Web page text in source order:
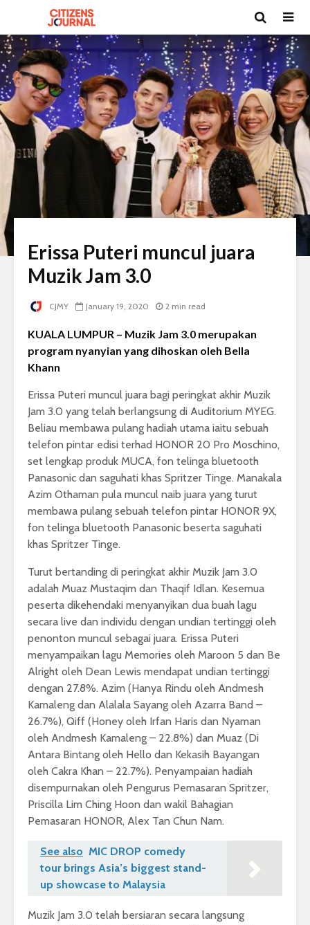
Erissa Puteri muncul juara
Muzik Jam 3.0
CJMY January 19, 2020 2 min read
KUALA LUMPUR – Muzik Jam 3.0 merupakan
program nyanyian yang dihoskan oleh Bella
Khann
Erissa Puteri muncul juara bagi peringkat akhir Muzik
Jam 3.0 yang telah berlangsung di Auditorium MYEG.
Beliau membawa pulang hadiah utama iaitu sebuah
telefon pintar edisi terhad HONOR 20 Pro Moschino,
set lengkap produk MUCA, fon telinga bluetooth
Panasonic dan saguhati khas Spritzer Tinge. Manakala
Azim Othaman pula muncul naib juara yang turut
membawa pulang sebuah telefon pintar HONOR 9X,
fon telinga bluetooth Panasonic beserta saguhati
khas Spritzer Tinge.
Turut bertanding di peringkat akhir Muzik Jam 3.0
adalah Muaz Mustaqim dan Thaqif Idlan. Kesemua
peserta dikehendaki menyanyikan dua buah lagu
secara live dan individu dengan undian tertinggi oleh
penonton muncul sebagai juara. Erissa Puteri
menyampaikan lagu Memories oleh Maroon 5 dan Be
Alright oleh Dean Lewis mendapat undian tertinggi
dengan 27.8%. Azim (Hanya Rindu oleh Andmesh
Kamaleng dan Alalala Sayang oleh Azarra Band –
26.7%), Qiff (Honey oleh Irfan Haris dan Nyaman
oleh Andmesh Kamaleng – 22.8%) dan Muaz (Di
Antara Bintang oleh Hello dan Kekasih Bayangan
oleh Cakra Khan – 22.7%). Penyampaian hadiah
disempurnakan oleh Pengurus Pemasaran Spritzer,
Priscilla Lim Ching Hoon dan wakil Bahagian
Pemasaran HONOR, Alex Tan Chun Nam.
See also MIC DROP comedy
tour brings Asia’s biggest stand-
up showcase to Malaysia
Muzik Jam 3.0 telah bersiaran secara langsung